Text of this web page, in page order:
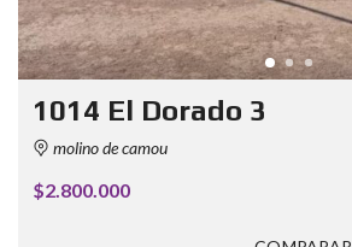
1014 El Dorado 3
molino de camou
$2.800.000